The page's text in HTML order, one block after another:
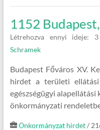
1152
Létrehozva ennyi ideje:
Schramek
Budapest Főváros XV.
hirdet a területi
egészségügyi
önkormányzati
Önkormányzat hirdet/